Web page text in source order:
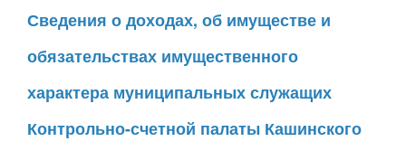
Сведения о доходах, об имуществе и
обязательствах имущественного
характера муниципальных служащих
Контрольно-счетной палаты Кашинского